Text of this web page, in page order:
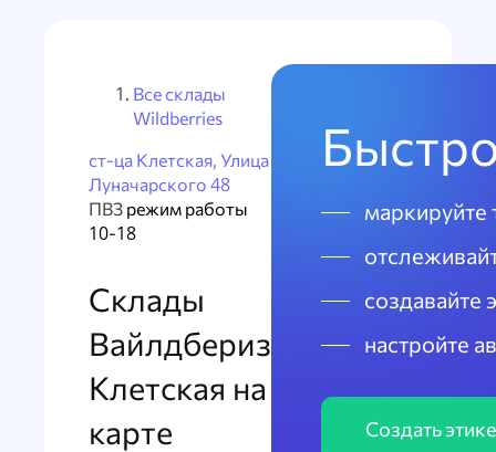
Все склады
Wildberries
ст-ца Клетская, Улица
Луначарского 48
ПВЗ режим работы
10-18
Склады
Вайлдбериз
Клетская на
карте
маркируйте
создавайте
настройте
Создать